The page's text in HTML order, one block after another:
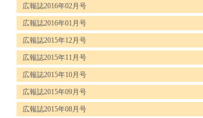
広報誌2016年02月号
広報誌2016年01月号
広報誌2015年12月号
広報誌2015年11月号
広報誌2015年10月号
広報誌2015年09月号
広報誌2015年08月号